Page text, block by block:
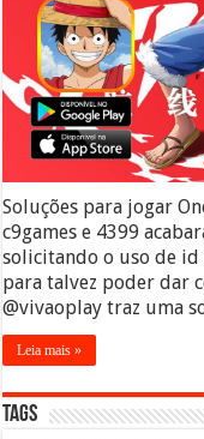
Soluções para jogar
c9games e 4399
solicitando o uso de id
para talvez poder dar
@vivaoplay traz uma
Leia mais »
Tags